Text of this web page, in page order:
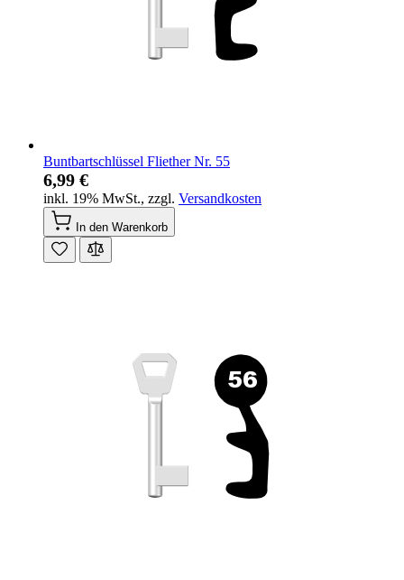
Buntbartschlüssel Fliether Nr. 55
6,99 €
inkl. 19% MwSt., zzgl. Versandkosten
In den Warenkorb